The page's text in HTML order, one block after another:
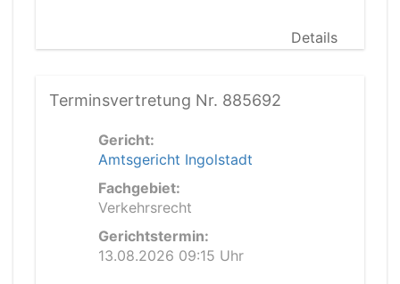
Details
Terminsvertretung Nr. 885692
Gericht:
Amtsgericht Ingolstadt
Fachgebiet:
Verkehrsrecht
Gerichtstermin:
13.08.2026 09:15 Uhr